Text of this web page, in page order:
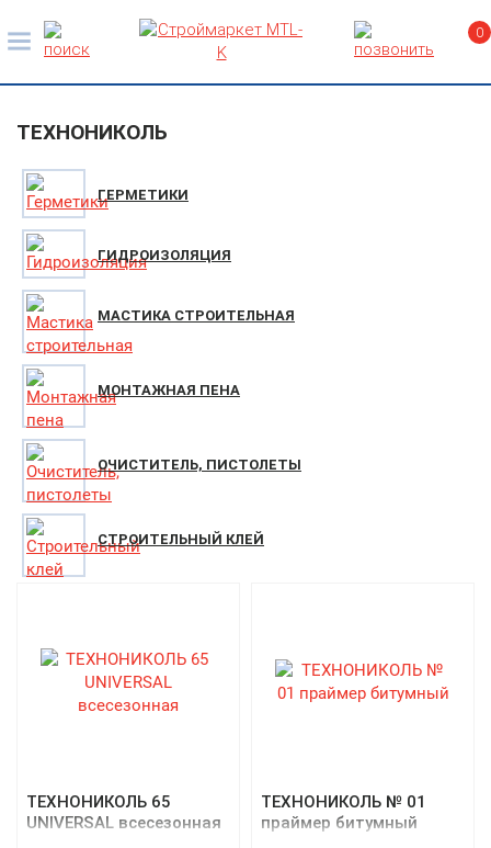
0
ТЕХНОНИКОЛЬ
ГЕРМЕТИКИ
ГИДРОИЗОЛЯЦИЯ
МАСТИКА СТРОИТЕЛЬНАЯ
МОНТАЖНАЯ ПЕНА
ОЧИСТИТЕЛЬ, ПИСТОЛЕТЫ
СТРОИТЕЛЬНЫЙ КЛЕЙ
ТЕХНОНИКОЛЬ 65
UNIVERSAL всесезонная
ТЕХНОНИКОЛЬ № 01
праймер битумный